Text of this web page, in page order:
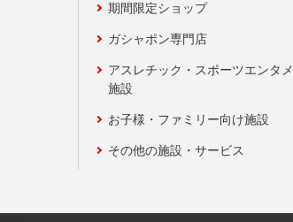
期間限定ショップ
ガシャポン専門店
アスレチック・スポーツエンタメ
施設
お子様・ファミリー向け施設
その他の施設・サービス